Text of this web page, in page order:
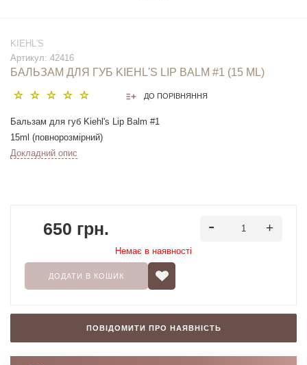
KIEHL'S
Артикул: 42416
БАЛЬЗАМ ДЛЯ ГУБ KIEHL'S LIP BALM #1 (15 ML)
ДО ПОРІВНЯННЯ
Бальзам для губ Kiehl's Lip Balm #1
15ml (повнорозмірний)
Докладний опис
650 грн.
Немає в наявностi
ДОДАТИ В КОШИК
ПОВІДОМИТИ ПРО НАЯВНІСТЬ